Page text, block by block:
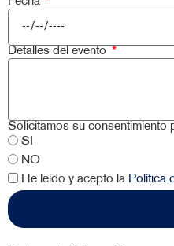
Detalles del evento
Solicitamos su consentimiento
SI
NO
He leído y acepto la Política